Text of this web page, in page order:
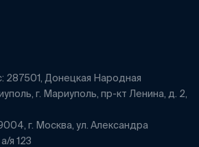
287501, Донецкая Народная
г. Мариуполь, пр-кт Ленина, д. 2,
г. Москва, ул. Александра
я 123